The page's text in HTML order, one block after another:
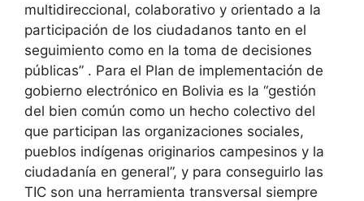
multidireccional, colaborativo y orientado a la
participación de los ciudadanos tanto en el
seguimiento como en la toma de decisiones
públicas” . Para el Plan de implementación de
gobierno electrónico en Bolivia es la “gestión
del bien común como un hecho colectivo del
que participan las organizaciones sociales,
pueblos indígenas originarios campesinos y la
ciudadanía en general”, y para conseguirlo las
TIC son una herramienta transversal siempre